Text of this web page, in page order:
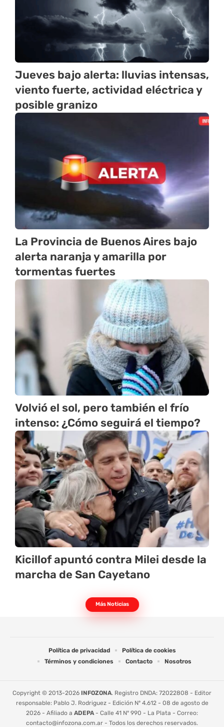
Jueves bajo alerta: lluvias intensas,
viento fuerte, actividad eléctrica y
posible granizo
La Provincia de Buenos Aires bajo
alerta naranja y amarilla por
tormentas fuertes
Volvió el sol, pero también el frío
intenso: ¿Cómo seguirá el tiempo?
Kicillof apuntó contra Milei desde la
marcha de San Cayetano
Más Noticias
Política de privacidad
Política de cookies
Términos y condiciones
Contacto Nosotros
Copyright © 2013-2026 INFOZONA. Registro DNDA: 72022808 - Editor
responsable: Pablo J. Rodriguez - Edición Nº 4.612 - 08 de agosto de
2026 - Afiliado a ADEPA - Calle 41 Nº 990 - La Plata - Correo:
contacto@infozona.com.ar - Todos los derechos reservados.